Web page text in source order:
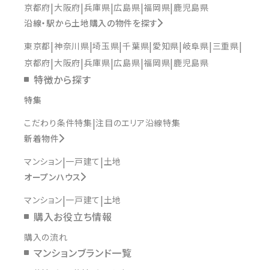
京都府 大阪府 兵庫県 広島県 福岡県 鹿児島県
沿線・駅から土地購入の物件を探す
東京都 神奈川県 埼玉県 千葉県 愛知県 岐阜県 三重県
京都府 大阪府 兵庫県 広島県 福岡県 鹿児島県
特徴から探す
特集
こだわり条件特集 注目のエリア沿線特集
新着物件
マンション 一戸建て 土地
オープンハウス
マンション 一戸建て 土地
購入お役立ち情報
購入の流れ
マンションブランド一覧